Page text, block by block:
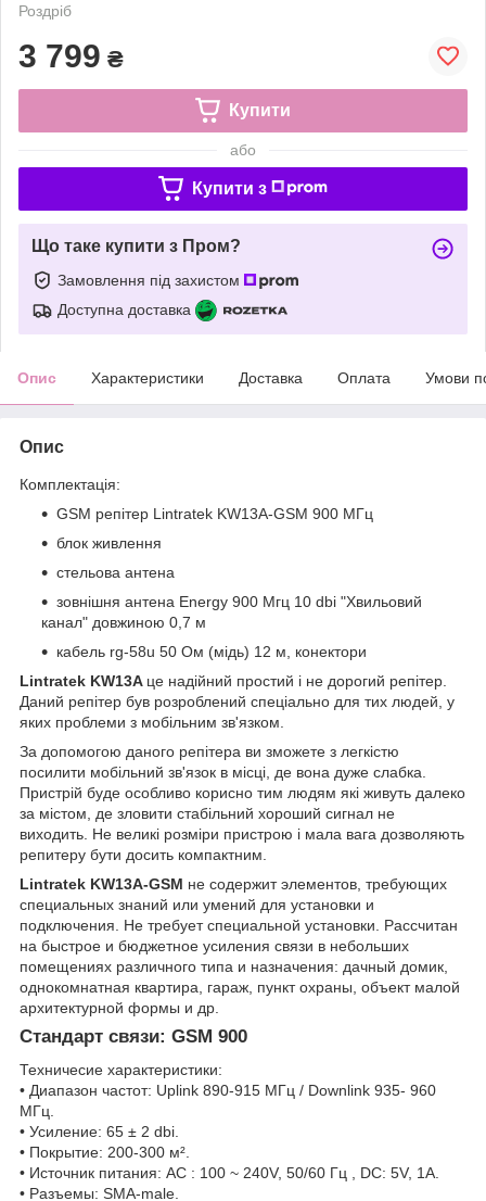
Роздріб
3 799 ₴
Купити
або
Купити з
Що таке купити з Пром?
Замовлення під захистом
Доступна доставка
Опис Характеристики Доставка Оплата Умови
Опис
Комплектація:
GSM репітер Lintratek KW13A-GSM 900 МГц
блок живлення
стельова антена
зовнішня антена Energy 900 Мгц 10 dbi "Хвильовий
канал" довжиною 0,7 м
кабель rg-58u 50 Ом (мідь) 12 м, конектори
Lintratek KW13A це надійний простий і не дорогий репітер.
Даний репітер був розроблений спеціально для тих людей, у
яких проблеми з мобільним зв'язком.
За допомогою даного репітера ви зможете з легкістю
посилити мобільний зв'язок в місці, де вона дуже слабка.
Пристрій буде особливо корисно тим людям які живуть далеко
за містом, де зловити стабільний хороший сигнал не
виходить. Не великі розміри пристрою і мала вага дозволяють
репитеру бути досить компактним.
Lintratek KW13A-GSM не содержит элементов, требующих
специальных знаний или умений для установки и
подключения. Не требует специальной установки. Рассчитан
на быстрое и бюджетное усиления связи в небольших
помещениях различного типа и назначения: дачный домик,
однокомнатная квартира, гараж, пункт охраны, объект малой
архитектурной формы и др.
Стандарт связи: GSM 900
Техничесие характеристики:
• Диапазон частот: Uplink 890-915 МГц / Downlink 935- 960
МГц.
• Усиление: 65 ± 2 dbi.
• Покрытие: 200-300 м².
• Источник питания: AC : 100 ~ 240V, 50/60 Гц , DC: 5V, 1А.
• Разъемы: SMA-male.